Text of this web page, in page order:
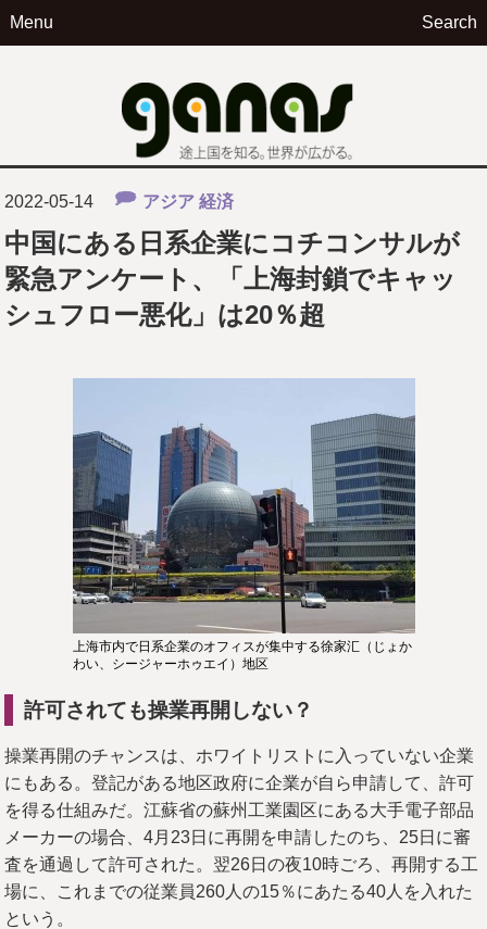
Menu Search
2022-05-14 アジア 経済
中国にある日系企業にコチコンサルが
緊急アンケート、「上海封鎖でキャッ
シュフロー悪化」は20％超
上海市内で日系企業のオフィスが集中する徐家汇（じょか
わい、シージャーホゥエイ）地区
許可されても操業再開しない？
操業再開のチャンスは、ホワイトリストに入っていない企業
にもある。登記がある地区政府に企業が自ら申請して、許可
を得る仕組みだ。江蘇省の蘇州工業園区にある大手電子部品
メーカーの場合、4月23日に再開を申請したのち、25日に審
査を通過して許可された。翌26日の夜10時ごろ、再開する工
場に、これまでの従業員260人の15％にあたる40人を入れた
という。